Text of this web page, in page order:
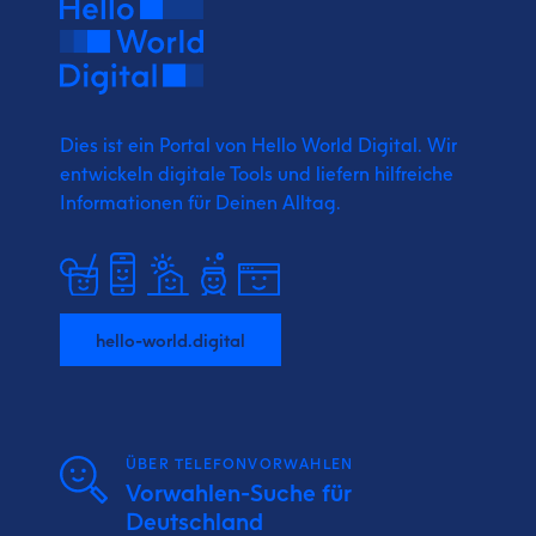
Dies ist ein Portal von Hello World Digital. Wir
entwickeln digitale Tools und liefern hilfreiche
Informationen für Deinen Alltag.
hello-world.digital
ÜBER TELEFONVORWAHLEN
Vorwahlen-Suche für
Deutschland